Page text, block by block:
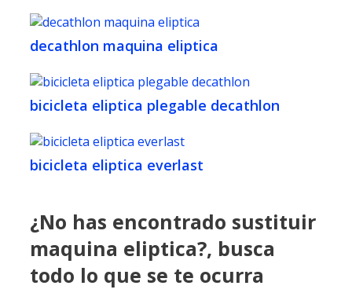
decathlon maquina eliptica
bicicleta eliptica plegable decathlon
bicicleta eliptica everlast
¿No has encontrado sustituir
maquina eliptica?, busca
todo lo que se te ocurra